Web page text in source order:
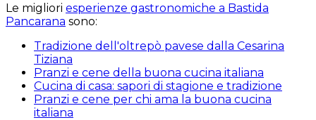
Le migliori esperienze gastronomiche a Bastida
Pancarana sono:
Tradizione dell'oltrepò pavese dalla Cesarina
Tiziana
Pranzi e cene della buona cucina italiana
Cucina di casa: sapori di stagione e tradizione
Pranzi e cene per chi ama la buona cucina
italiana